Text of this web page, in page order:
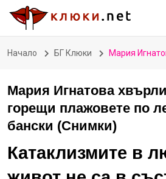
Начало БГ Клюки Мария Игнатова хвърли
Мария Игнатова
горещи плажовете по
бански (Снимки)
Катаклизмите в